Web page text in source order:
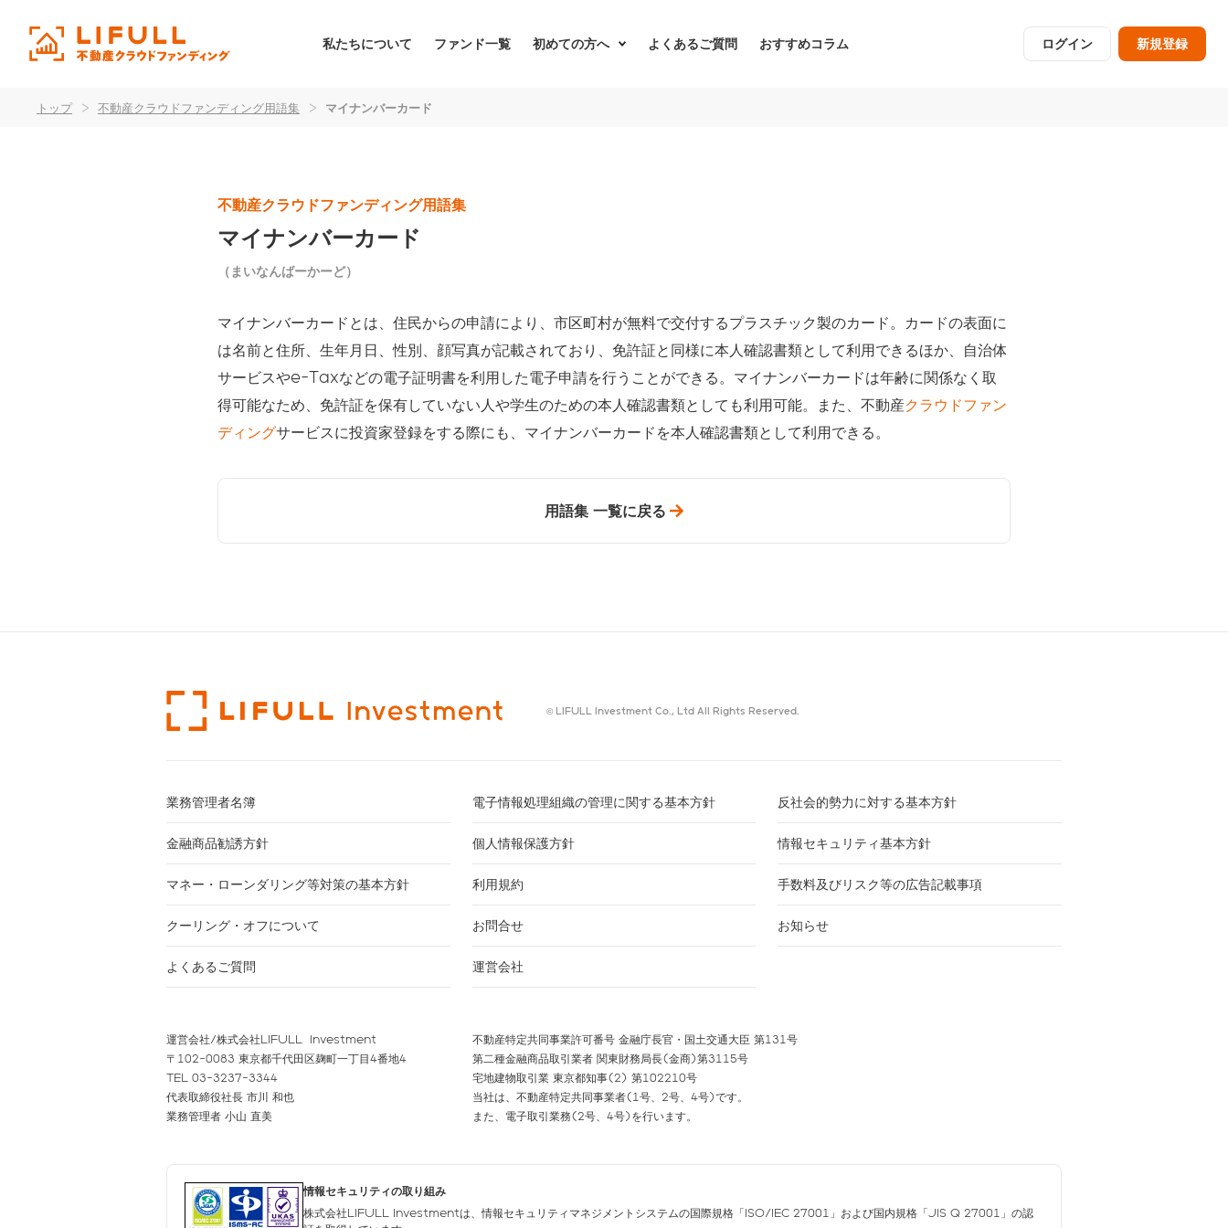
私たちについて ファンド一覧 初めての方へ よくあるご質問 おすすめコラム ログイン 新規登録
トップ > 不動産クラウドファンディング用語集 > マイナンバーカード
不動産クラウドファンディング用語集
マイナンバーカード
（まいなんばーかーど）
マイナンバーカードとは、住民からの申請により、市区町村が無料で交付するプラスチック製のカード。カードの表面に
は名前と住所、生年月日、性別、顔写真が記載されており、免許証と同様に本人確認書類として利用できるほか、自治体
サービスやe-Taxなどの電子証明書を利用した電子申請を行うことができる。マイナンバーカードは年齢に関係なく取
得可能なため、免許証を保有していない人や学生のための本人確認書類としても利用可能。また、不動産クラウドファン
ディングサービスに投資家登録をする際にも、マイナンバーカードを本人確認書類として利用できる。
用語集 一覧に戻る
© LIFULL Investment Co., Ltd All Rights Reserved.
業務管理者名簿 電子情報処理組織の管理に関する基本方針 反社会的勢力に対する基本方針
金融商品勧誘方針 個人情報保護方針 情報セキュリティ基本方針
マネー・ローンダリング等対策の基本方針 利用規約 手数料及びリスク等の広告記載事項
クーリング・オフについて お問合せ お知らせ
よくあるご質問 運営会社
運営会社/株式会社LIFULL Investment
〒102-0083 東京都千代田区麹町一丁目4番地4
TEL 03-3237-3344
代表取締役社長 市川 和也
業務管理者 小山 直美
不動産特定共同事業許可番号 金融庁長官・国土交通大臣 第131号
第二種金融商品取引業者 関東財務局長(金商)第3115号
宅地建物取引業 東京都知事(2) 第102210号
当社は、不動産特定共同事業者(1号、2号、4号)です。
また、電子取引業務(2号、4号)を行います。
情報セキュリティの取り組み
株式会社LIFULL Investmentは、情報セキュリティマネジメントシステムの国際規格「ISO/IEC 27001」および国内規格「JIS Q 27001」の認